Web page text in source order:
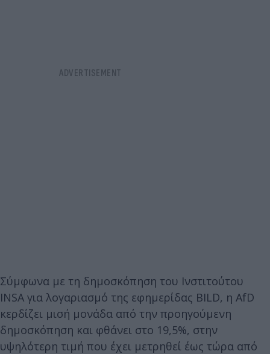
Σύμφωνα με τη δημοσκόπηση του Ινστιτούτου
INSA για λογαριασμό της εφημερίδας BILD, η AfD
κερδίζει μισή μονάδα από την προηγούμενη
δημοσκόπηση και φθάνει στο 19,5%, στην
υψηλότερη τιμή που έχει μετρηθεί έως τώρα από